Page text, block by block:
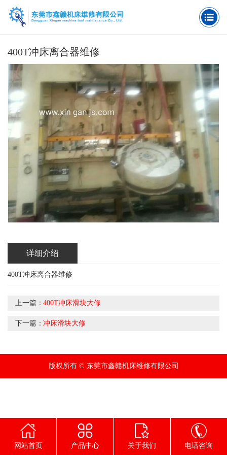
400T冲床离合器维修
详细介绍
400T冲床离合器维修
上一篇：400T冲床滑块大修
下一篇：冲床滑块大修
版权所有 © 东莞市鑫赣机床维修有限公司
网站首页 产品中心 关于我们 电话咨询